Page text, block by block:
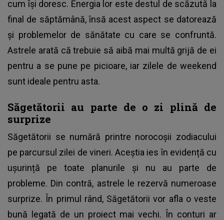
cum își doresc. Energia lor este destul de scăzută la
final de săptămână, însă acest aspect se datorează
și problemelor de sănătate cu care se confruntă.
Astrele arată că trebuie să aibă mai multă grijă de ei
pentru a se pune pe picioare, iar zilele de weekend
sunt ideale pentru asta.
Săgetătorii au parte de o zi plină de
surprize
Săgetătorii se numără printre norocoșii zodiacului
pe parcursul zilei de vineri. Aceștia ies în evidență cu
ușurință pe toate planurile și nu au parte de
probleme. Din contră, astrele le rezervă numeroase
surprize. În primul rând, Săgetătorii vor afla o veste
bună legată de un proiect mai vechi. În conturi ar